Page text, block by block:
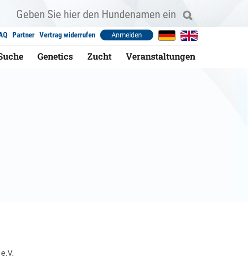
Partner Vertrag widerrufen Anmelden
Genetics Zucht Veranstaltungen